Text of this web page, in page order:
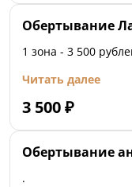
Обертывание
1 зона - 3 500
Читать далее
3 500₽
Обертывание
.